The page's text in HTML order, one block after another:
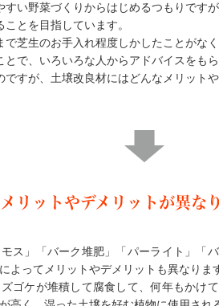
すい野菜づくりからはじめるつもりです
ことを目指しています。
で芝生のお手入れ程度しかしたことがな
とで、いろいろな人からアドバイスをも
ですが、土壌改良材にはどんなメリット
リットやデメリットが異な
ス」「バーク堆肥」「パーライト」「
よってメリットやデメリットも異なりま
ゴケが堆積して腐食して、何年もかけ